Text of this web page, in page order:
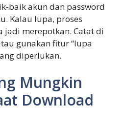
baik akun dan password
Kalau lupa, proses
jadi merepotkan. Catat di
gunakan fitur “lupa
diperlukan.
Mungkin
Download